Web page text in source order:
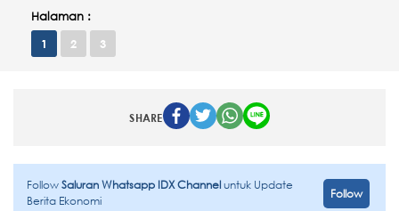
Halaman :
1 2 3
SHARE
FollowSaluran Whatsapp IDX Channeluntuk Update
Berita Ekonomi
Follow